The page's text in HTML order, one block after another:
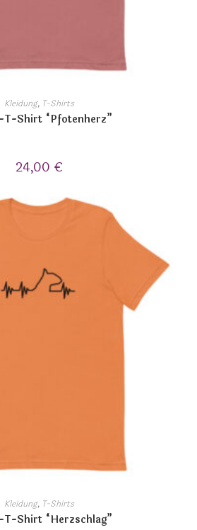
Kleidung, T-Shirts
T-Shirt “Pfotenherz”
24,00 €
Kleidung, T-Shirts
T-Shirt “Herzschlag”